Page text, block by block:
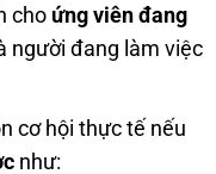
cho ứng viên đang
người đang làm việc
cơ hội thực tế nếu
như: